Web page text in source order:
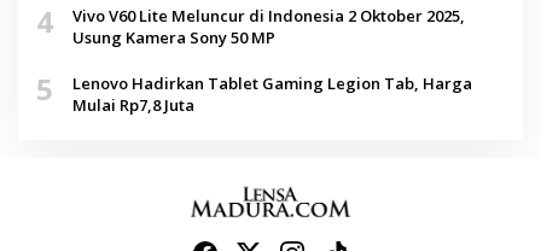
4
Vivo V60 Lite Meluncur di Indonesia 2 Oktober 2025,
Usung Kamera Sony 50 MP
5
Lenovo Hadirkan Tablet Gaming Legion Tab, Harga
Mulai Rp7,8 Juta